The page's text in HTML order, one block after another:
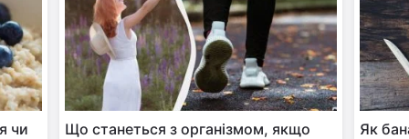
чи
Що станеться з організмом, якщо
Як